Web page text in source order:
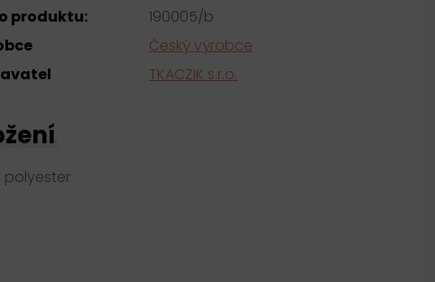
produktu:
190005/b
Český výrobce
TKACZIK s.r.o.
polyester